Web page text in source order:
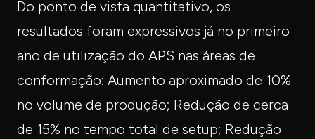
Do ponto de vista quantitativo, os
resultados foram expressivos já no primeiro
ano de utilização do APS nas áreas de
conformação: Aumento aproximado de 10%
no volume de produção; Redução de cerca
de 15% no tempo total de setup; Redução